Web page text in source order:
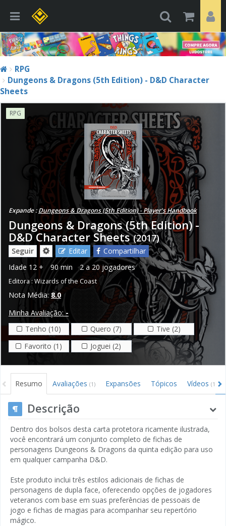
RPG
Dungeons & Dragons (5th Edition) - D&D Character
Sheets
RPG
Expande :Dungeons & Dragons (5th Edition) - Player's Handbook
Dungeons & Dragons (5th Edition) -
D&D Character Sheets (2017)
Seguir Editar
Compartilhar
Idade 12 + 90 min 2 a 20 jogadores
Editora : Wizards of the Coast
Nota Média:8.0
Minha Avaliação:-
Tenho (10)
Quero (7)
Tive (2)
Favorito (1)
Joguei (2)
Resumo Avaliações (1) Expansões Tópicos Vídeos (1)
Descrição
Dentro dos bolsos desta carta protetora ricamente ilustrada,
você encontrará um conjunto completo de fichas de
personagens Dungeons & Dragons da quinta edição para uso
em qualquer campanha D&D.
Este produto inclui três estilos adicionais de fichas de
personagens de dupla face, oferecendo opções de jogadores
veteranos com base em suas preferências de pessoais de
jogo e fichas de magias para acompanhar seu repertório
mágico.